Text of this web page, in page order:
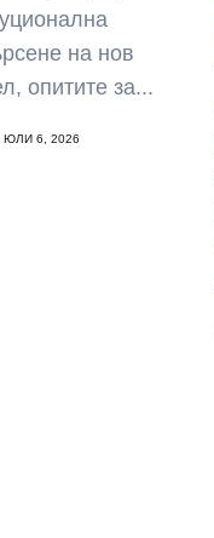
на нов
опитите за...
ЮЛИ 6, 2026